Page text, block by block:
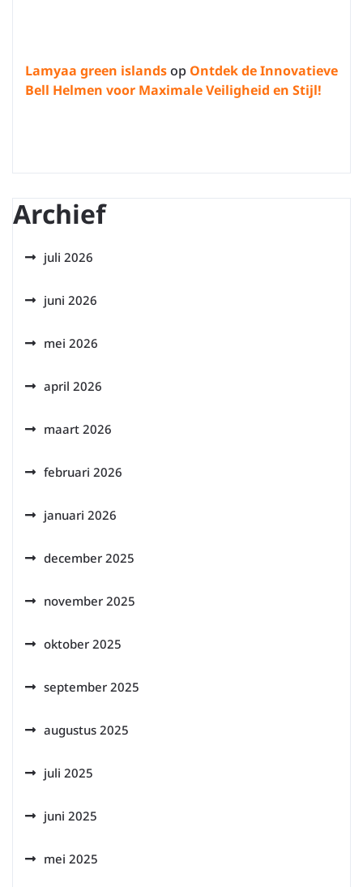
Lamyaa green islandsop Ontdek de Innovatieve
Bell Helmen voor Maximale Veiligheid en Stijl!
Archief
juli 2026
juni 2026
mei 2026
april 2026
maart 2026
februari 2026
januari 2026
december 2025
november 2025
oktober 2025
september 2025
augustus 2025
juli 2025
juni 2025
mei 2025